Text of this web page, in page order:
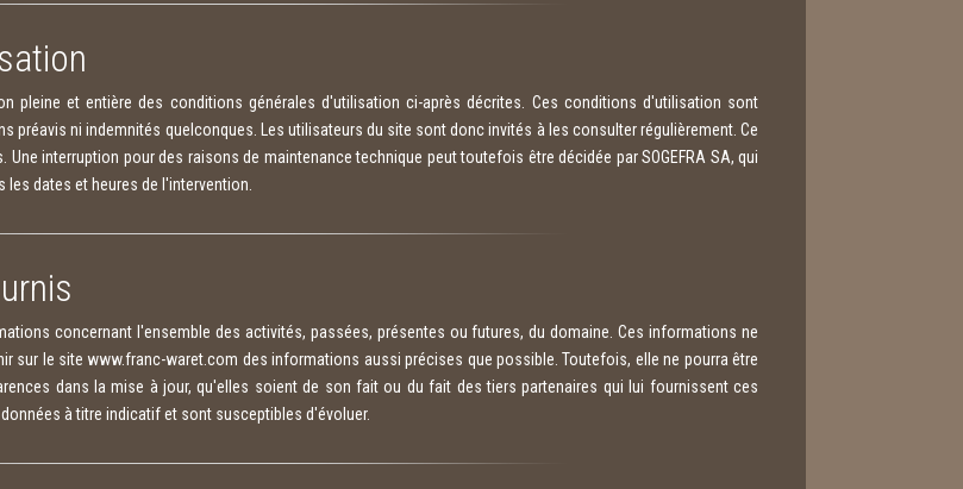
pleine et entière des conditions générales d'utilisation ci-après décrites. Ces conditions d'utilisation sont
ni indemnités quelconques. Les utilisateurs du site sont donc invités à les consulter régulièrement. Ce
interruption pour des raisons de maintenance technique peut toutefois être décidée par SOGEFRA SA, qui
dates et heures de l'intervention.
concernant l'ensemble des activités, passées, présentes ou futures, du domaine. Ces informations ne
sur le site www.franc-waret.com des informations aussi précises que possible. Toutefois, elle ne pourra être
dans la mise à jour, qu'elles soient de son fait ou du fait des tiers partenaires qui lui fournissent ces
à titre indicatif et sont susceptibles d'évoluer.